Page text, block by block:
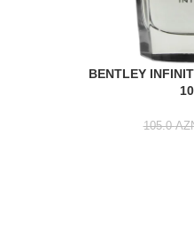
BENTLEY
105.0